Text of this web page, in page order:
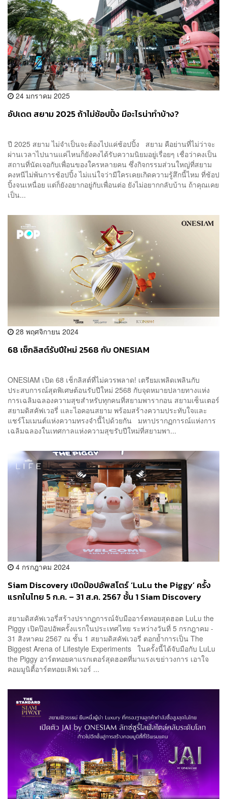
24 มกราคม 2025
อัปเดต สยาม 2025 ถ้าไม่ช้อปปิ้ง มีอะไรน่าทำบ้าง?
ปี 2025 สยาม ไม่จำเป็นจะต้องไปแค่ช้อปปิ้ง สยาม คือย่านที่ไม่ว่าจะ
ผ่านเวลาไปนานแค่ไหนก็ยังคงได้รับความนิยมอยู่เรื่อยๆ เชื่อว่าคงเป็น
สถานที่นัดเจอกับเพื่อนของใครหลายคน ซึ่งกิจกรรมส่วนใหญ่ที่สยาม
คงหนีไม่พ้นการช้อปปิ้ง ไม่แน่ใจว่ามีใครเคยเกิดความรู้สึกนี้ไหม ที่ช้อป
ปิ้งจนเหนื่อย แต่ก็ยังอยากอยู่กับเพื่อนต่อ ยังไม่อยากกลับบ้าน ถ้าคุณเคย
เป็น...
28 พฤศจิกายน 2024
68 เช็กลิสต์รับปีใหม่ 2568 กับ ONESIAM
ONESIAM เปิด 68 เช็กลิสต์ที่ไม่ควรพลาด! เตรียมเพลิดเพลินกับ
ประสบการณ์สุดพิเศษต้อนรับปีใหม่ 2568 กับจุดหมายปลายทางแห่ง
การเฉลิมฉลองความสุขสำหรับทุกคนที่สยามพารากอน สยามเซ็นเตอร์
สยามดิสคัฟเวอรี่ และไอคอนสยาม พร้อมสร้างความประทับใจและ
แชร์โมเมนต์แห่งความทรงจำนี้ไปด้วยกัน มหาปรากฏการณ์แห่งการ
เฉลิมฉลองในเทศกาลแห่งความสุขรับปีใหม่ที่สยามพา...
4 กรกฎาคม 2024
Siam Discovery เปิดป๊อปอัพสโตร์ ‘LuLu the Piggy’ ครั้ง
แรกในไทย 5 ก.ค. – 31 ส.ค. 2567 ชั้น 1 Siam Discovery
สยามดิสคัฟเวอรี่สร้างปรากฏการณ์จับมืออาร์ตทอยสุดฮอต LuLu the
Piggy เปิดป๊อปอัพครั้งแรกในประเทศไทย ระหว่างวันที่ 5 กรกฎาคม -
31 สิงหาคม 2567 ณ ชั้น 1 สยามดิสคัฟเวอรี่ ตอกย้ำการเป็น The
Biggest Arena of Lifestyle Experiments ในครั้งนี้ได้จับมือกับ LuLu
the Piggy อาร์ตทอยคาแรกเตอร์สุดฮอตที่มาแรงเขย่าวงการ เอาใจ
คอมมูนิตี้อาร์ตทอยเลิฟเวอร์ ...